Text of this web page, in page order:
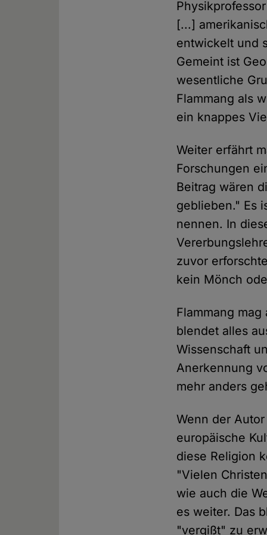
[...]
entwickelt und
Gemeint ist
wesentliche
Flammang als
ein knappes
Weiter erfährt
Forschungen
Beitrag wären
geblieben." Es
nennen. In
zuvor
kein Mönch
Flammang
blendet alles
Wissenschaft
Anerkennung
mehr anders
Wenn der
europäische
diese Religion
"Vielen
wie auch die
es weiter. Das
"vergißt" zu